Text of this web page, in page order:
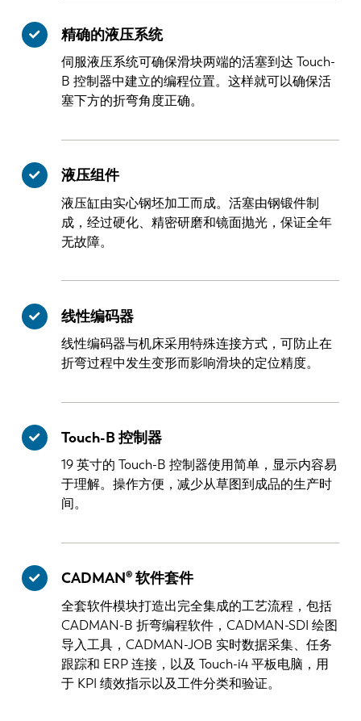
精确的液压系统
伺服液压系统可确保滑块两端的活塞到达 Touch-
B 控制器中建立的编程位置。这样就可以确保活
塞下方的折弯角度正确。
液压组件
液压缸由实心钢坯加工而成。活塞由钢锻件制
成，经过硬化、精密研磨和镜面抛光，保证全年
无故障。
线性编码器
线性编码器与机床采用特殊连接方式，可防止在
折弯过程中发生变形而影响滑块的定位精度。
Touch-B 控制器
19 英寸的 Touch-B 控制器使用简单，显示内容易
于理解。操作方便，减少从草图到成品的生产时
间。
CADMAN® 软件套件
全套软件模块打造出完全集成的工艺流程，包括
CADMAN-B 折弯编程软件，CADMAN-SDI 绘图
导入工具，CADMAN-JOB 实时数据采集、任务
跟踪和 ERP 连接，以及 Touch-i4 平板电脑，用
于 KPI 绩效指示以及工件分类和验证。